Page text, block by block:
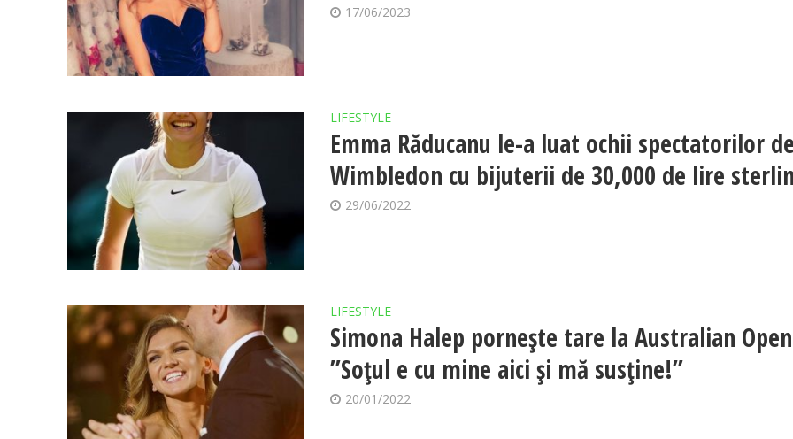
17/06/2023
LIFESTYLE
Emma Răducanu le-a luat ochii spectatorilor
Wimbledon cu bijuterii de 30,000 de lire
29/06/2022
LIFESTYLE
Simona Halep pornește tare la Australian
”Soțul e cu mine aici și mă susține!”
20/01/2022